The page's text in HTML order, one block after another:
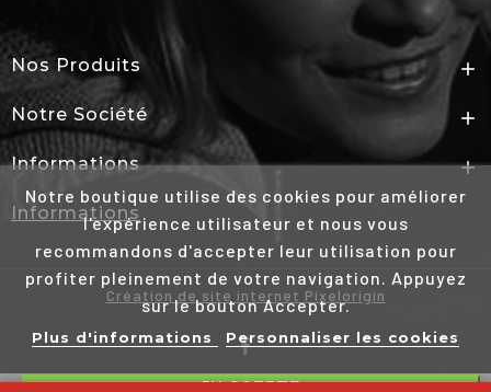
Notre boutique utilise des cookies pour améliorer
l'expérience utilisateur et nous vous
recommandons d'accepter leur utilisation pour
profiter pleinement de votre navigation. Appuyez
sur le bouton Accepter.
Plus d'informations Personnaliser les cookies
Nos Produits 
Notre Société 
Informations 
Informations
Création de site internet Pixelorigin